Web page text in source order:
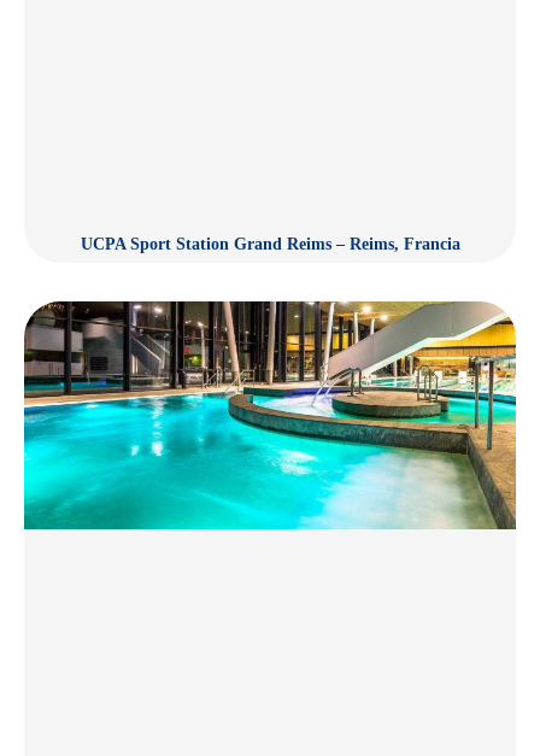
UCPA Sport Station Grand Reims – Reims, Francia